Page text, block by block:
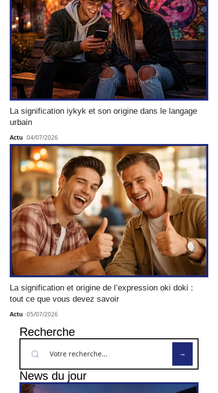
La signification iykyk et son origine dans le langage
urbain
Actu 04/07/2026
La signification et origine de l’expression oki doki :
tout ce que vous devez savoir
Actu 05/07/2026
Recherche
News du jour